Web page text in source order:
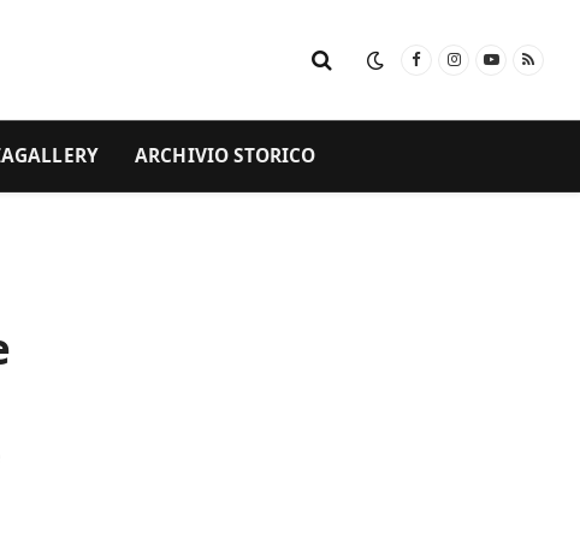
FacebookInstagram
YouTube
RSS
ARCHIVIO STORICO